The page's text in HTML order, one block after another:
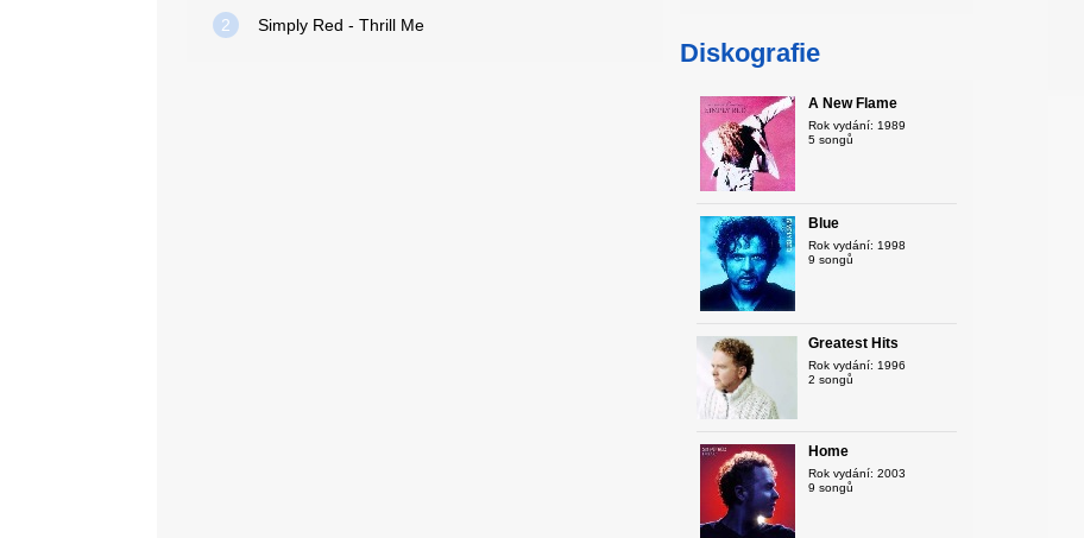
2 Simply Red - Thrill Me
Diskografie
A New Flame
Rok vydání: 1989
5 songů
Blue
Rok vydání: 1998
9 songů
Greatest Hits
Rok vydání: 1996
2 songů
Home
Rok vydání: 2003
9 songů